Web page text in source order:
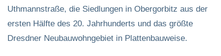
Uthmannstraße, die Siedlungen in Obergorbitz aus der
ersten Hälfte des 20. Jahrhunderts und das größte
Dresdner Neubauwohngebiet in Plattenbauweise.